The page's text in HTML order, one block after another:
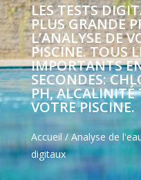
LES TESTS
PLUS GRANDE
L’ANALYSE DE
PISCINE. TOUS
IMPORTANTS
SECONDES:
PH, ALCALINITÉ
VOTRE PISCINE.
Accueil /Analyse de
digitaux